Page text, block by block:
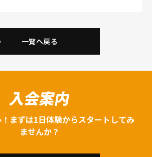
一覧へ戻る
入会案内
まずは1日体験からスタートしてみ
ませんか？